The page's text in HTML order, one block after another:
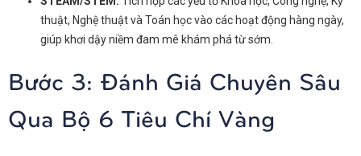
thuật, Nghệ thuật và Toán học vào các hoạt động hàng ngày,
giúp khơi dậy niềm đam mê khám phá từ sớm.
Bước 3: Đánh Giá Chuyên Sâu
Qua Bộ 6 Tiêu Chí Vàng